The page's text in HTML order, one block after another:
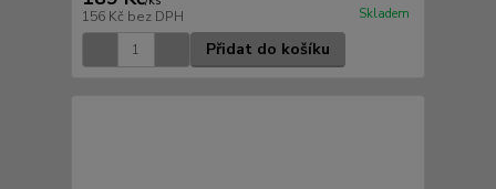
156 Kč bez DPH Skladem
Přidat do košíku